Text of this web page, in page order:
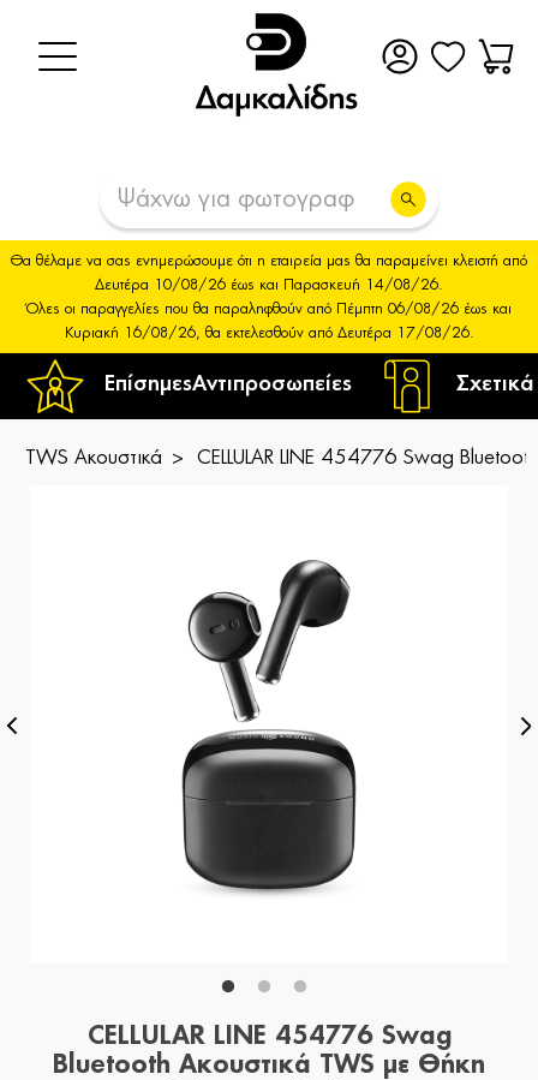
ΕπίσημεςΑντιπροσωπείες
Θα θέλαμε να σας ενημερώσουμε ότι η εταιρεία μας θα παραμείνει κλειστή από
Δευτέρα 10/08/26 έως και Παρασκευή 14/08/26.
Όλες οι παραγγελίες που θα παραληφθούν από Πέμπτη 06/08/26 έως και
Κυριακή 16/08/26, θα εκτελεσθούν από Δευτέρα 17/08/26.
TWS Ακουστικά CELLULAR LINE 454776 Swag
CELLULAR LINE 454776 Swag
Bluetooth Ακουστικά TWS με Θήκη